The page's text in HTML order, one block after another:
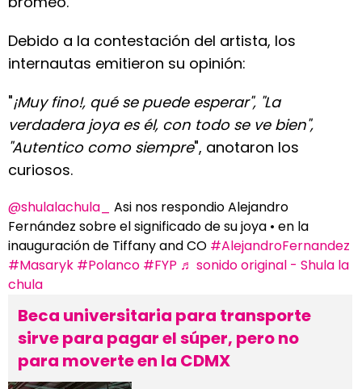
Debido a la contestación del artista, los
internautas emitieron su opinión:
"¡Muy fino!, qué se puede esperar", "La
verdadera joya es él, con todo se ve bien",
"Autentico como siempre", anotaron los
curiosos.
@shulalachula_
Asi nos respondio Alejandro
Fernández sobre el significado de su joya • en la
inauguración de Tiffany and CO #AlejandroFernandez
#Masaryk #Polanco #FYP ♬ sonido original - Shula la
chula
Beca universitaria para transporte
sirve para pagar el súper, pero no
para moverte en la CDMX